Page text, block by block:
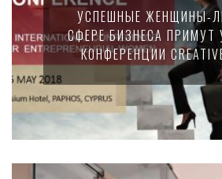
УСПЕШНЫЕ ЖЕНЩИНЫ-
СФЕРЕ БИЗНЕСА ПРИМУТ
КОНФЕРЕНЦИИ